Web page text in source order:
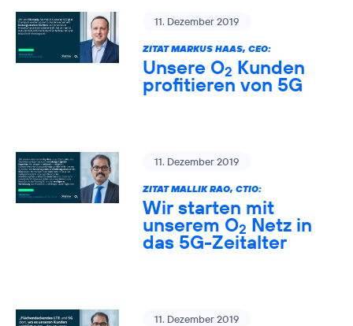
11. Dezember 2019
ZITAT MARKUS HAAS, CEO:
Unsere O2 Kunden
profitieren von 5G
11. Dezember 2019
ZITAT MALLIK RAO, CTIO:
Wir starten mit
unserem O2 Netz in
das 5G-Zeitalter
11. Dezember 2019